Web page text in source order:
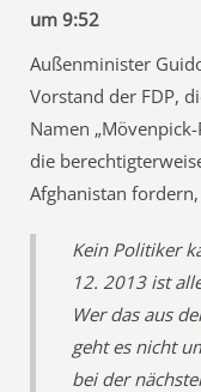
um 9:52
Außenminister
Vorstand der FDP,
Namen
die
Afghanistan
Kein Politiker
12. 2013 ist
Wer das aus
geht es nicht
bei der